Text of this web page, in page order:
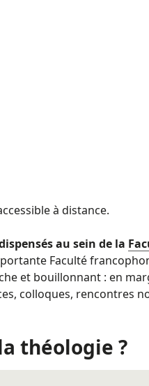
à distance.
au sein de la
Faculté
et bouillonnant : en
colloques, rencontres
théologie ?